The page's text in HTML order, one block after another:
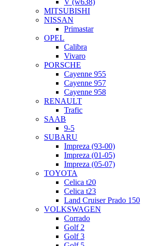
V (w638)
MITSUBISHI
NISSAN
Primastar
OPEL
Calibra
Vivaro
PORSCHE
Cayenne 955
Cayenne 957
Cayenne 958
RENAULT
Trafic
SAAB
9-5
SUBARU
Impreza (93-00)
Impreza (01-05)
Impreza (05-07)
TOYOTA
Celica t20
Celica t23
Land Cruiser Prado 150
VOLKSWAGEN
Corrado
Golf 2
Golf 3